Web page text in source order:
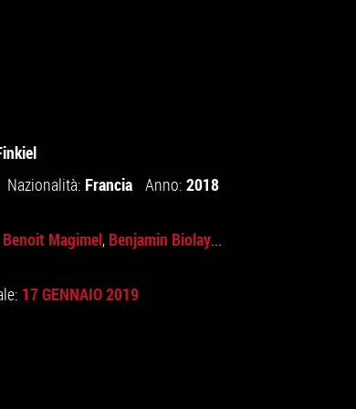
Nazionalità: Francia Anno: 2018
Benoit Magimel, Benjamin Biolay...
17 GENNAIO 2019